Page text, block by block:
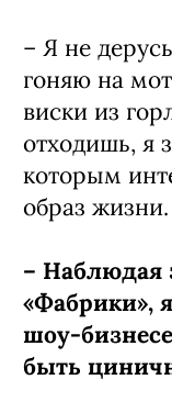
– Я не
гоняю на
виски из
отходишь, я
которым
образ жизни.
– Наблюдая
«Фабрики»,
шоу-
быть